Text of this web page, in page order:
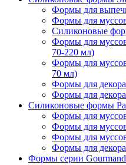
Формы для
Формы для
Силиконовые
Формы для
70-220 мл)
Формы для
70 мл)
Формы для
Формы для
Силиконовые формы
Формы для
Формы для
Формы для
Формы для
Формы серии